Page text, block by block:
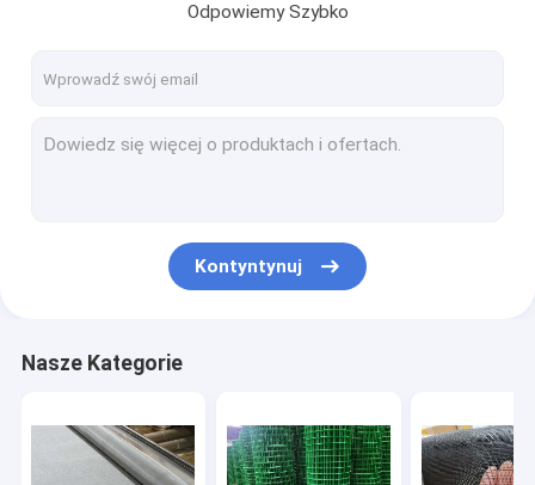
Odpowiemy Szybko
Kontyntynuj
Nasze Kategorie